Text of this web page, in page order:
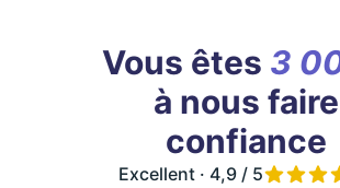
Vous êtes 3
à nous faire
confiance
Excellent · 4,9 / 5